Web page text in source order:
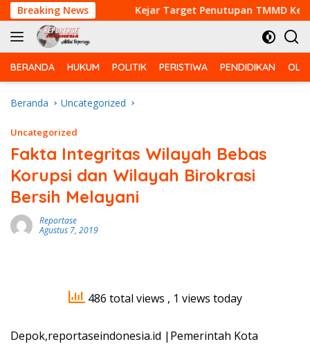
Langsung
ke
konten
Breaking News
PMK Kejar Target Penutupan TMMD Ke-129,
BERANDA HUKUM POLITIK PERISTIWA PENDIDIKAN
Beranda Uncategorized
Uncategorized
Fakta Integritas Wilayah Bebas
Korupsi dan Wilayah Birokrasi
Bersih Melayani
Reportase
Agustus 7, 2019
486 total views , 1 views today
Depok,reportaseindonesia.id |Pemerintah Kota